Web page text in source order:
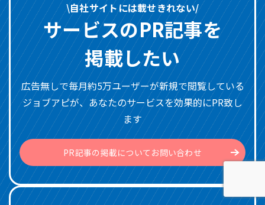
\自社サイトには載せきれない/
サービスのPR記事を
掲載したい
広告無しで毎月約5万ユーザーが新規で閲覧している
ジョブアピが、あなたのサービスを効果的にPR致し
ます
PR記事の掲載についてお問い合わせ